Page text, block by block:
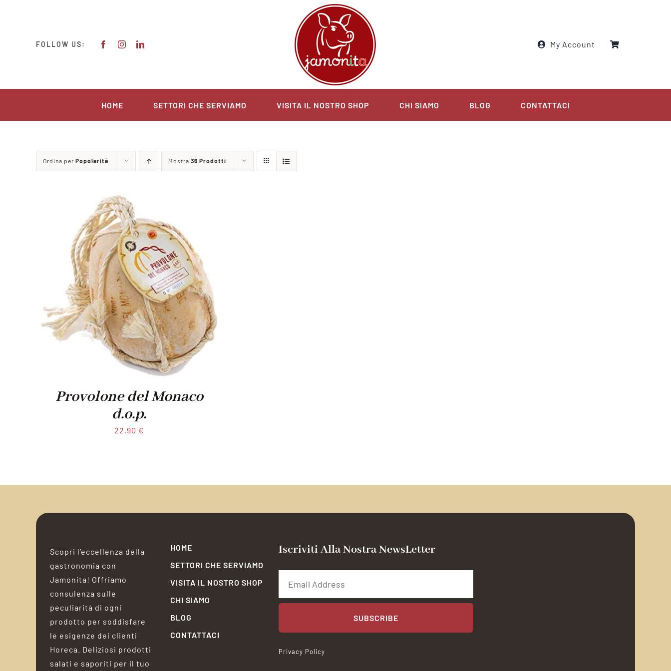
FOLLOW US: My Account
HOME SETTORI CHE SERVIAMO VISITA IL NOSTRO SHOP CHI SIAMO BLOG CONTATTACI
Ordina per Popolarità Mostra 36 Prodotti
Provolone del Monaco
d.o.p.
22,90 €
Scopri l’eccellenza della
gastronomia con
Jamonita! Offriamo
consulenza sulle
peculiarità di ogni
prodotto per soddisfare
le esigenze dei clienti
Horeca. Deliziosi prodotti
salati e saporiti per il tuo
HOME
SETTORI CHE SERVIAMO
VISITA IL NOSTRO SHOP
CHI SIAMO
BLOG
CONTATTACI
Iscriviti Alla Nostra NewsLetter
SUBSCRIBE
Privacy Policy